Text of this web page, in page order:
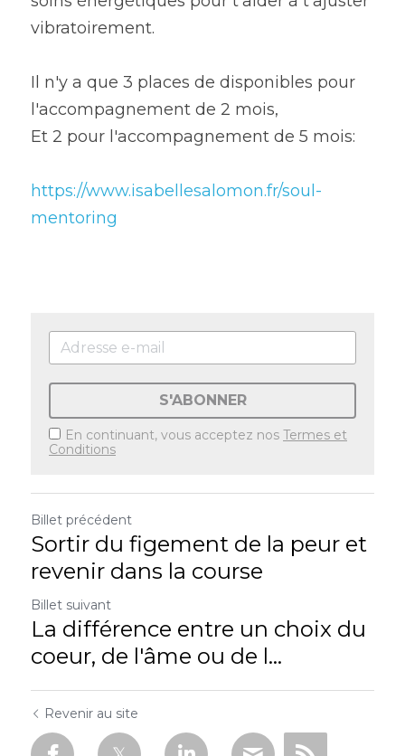
vibratoirement.
Il n'y a que 3 places de disponibles pour
l'accompagnement de 2 mois,
Et 2 pour l'accompagnement de 5 mois:
https://www.isabellesalomon.fr/soul-
mentoring
S'ABONNER
En continuant, vous acceptez nos Termes et
Conditions
Billet précédent
Sortir du figement de la peur et
revenir dans la course
Billet suivant
La différence entre un choix du
coeur, de l'âme ou de l...
Revenir au site